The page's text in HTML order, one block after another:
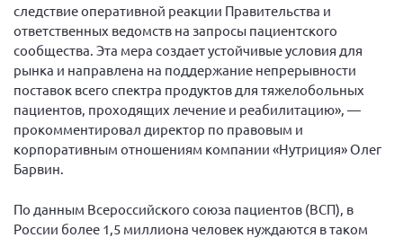
Публичные отчеты
Исследования, аналитика, мнения
Всероссийская онлайн конференция
"Рассеянный склероз. XX лет работы
ОООИБРС" (25-29.08.2020)
Всероссийская конференция-тренинг
"Рассеянный склероз: новые реалии" (26-
29.05.2022)
следствие оперативной реакции Правительства и
ответственных ведомств на запросы пациентского
сообщества. Эта мера создает устойчивые условия для
рынка и направлена на поддержание непрерывности
поставок всего спектра продуктов для тяжелобольных
пациентов, проходящих лечение и реабилитацию», —
прокомментировал директор по правовым и
корпоративным отношениям компании «Нутриция» Олег
Барвин.
По данным Всероссийского союза пациентов (ВСП), в
России более 1,5 миллиона человек нуждаются в таком